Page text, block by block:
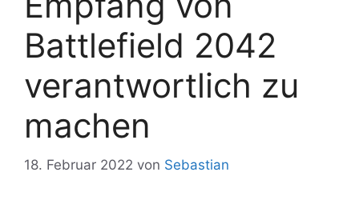
Battlefield 2042
verantwortlich zu
machen
18. Februar 2022 von Sebastian